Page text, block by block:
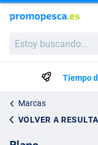
buscando…
Tiempo
Marcas
VOLVER A